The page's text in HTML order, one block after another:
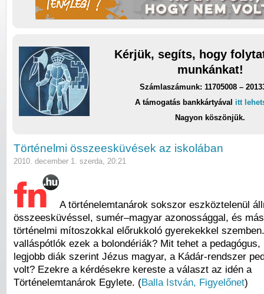
Kérjük, segíts, hogy
munkánkat!
Számlaszámunk: 11705008 –
A támogatás bankkártyával itt
Nagyon köszönjük.
Történelmi összeesküvések az iskolában
2010. december 1. szerda, 20:21
A történelemtanárok sokszor eszköztelenül
összeesküvéssel, sumér–magyar azonossággal, és
történelmi mítoszokkal előrukkoló gyerekekkel
valláspótlók ezek a bolondériák? Mit tehet a pedagógus,
legjobb diák szerint Jézus magyar, a Kádár-rendszer
volt? Ezekre a kérdésekre kereste a választ az idén a
Történelemtanárok Egylete. (Balla István, Figyelőnet)